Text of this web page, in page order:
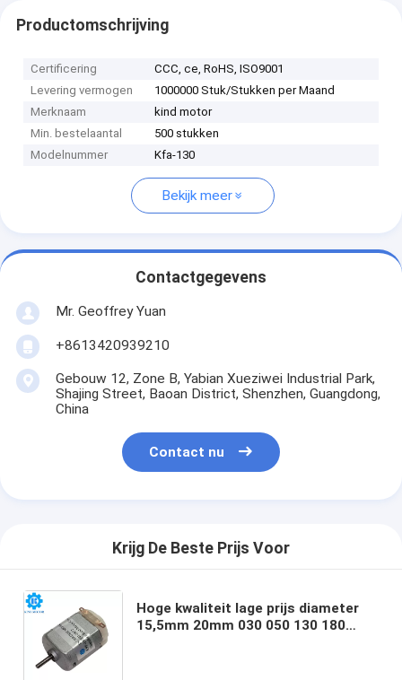
Productomschrijving
Certificering
CCC, ce, RoHS, ISO9001
Levering vermogen
1000000 Stuk/Stukken per Maand
Merknaam
kind motor
Min. bestelaantal
500 stukken
Modelnummer
Kfa-130
Bekijk meer
Contactgegevens
Mr. Geoffrey Yuan
+8613420939210
Gebouw 12, Zone B, Yabian Xueziwei Industrial Park,
Shajing Street, Baoan District, Shenzhen, Guangdong,
China
Contact nu
Krijg De Beste Prijs Voor
Hoge kwaliteit lage prijs diameter
15,5mm 20mm 030 050 130 180